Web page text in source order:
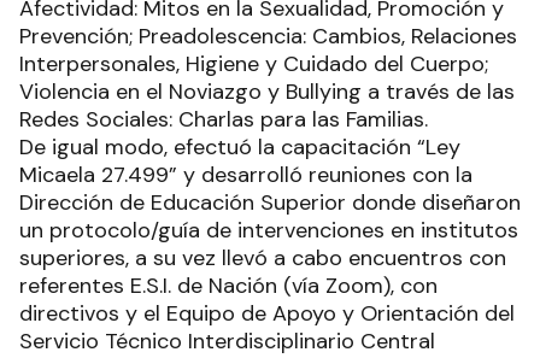
Afectividad: Mitos en la Sexualidad, Promoción y
Prevención; Preadolescencia: Cambios, Relaciones
Interpersonales, Higiene y Cuidado del Cuerpo;
Violencia en el Noviazgo y Bullying a través de las
Redes Sociales: Charlas para las Familias.
De igual modo, efectuó la capacitación “Ley
Micaela 27.499” y desarrolló reuniones con la
Dirección de Educación Superior donde diseñaron
un protocolo/guía de intervenciones en institutos
superiores, a su vez llevó a cabo encuentros con
referentes E.S.I. de Nación (vía Zoom), con
directivos y el Equipo de Apoyo y Orientación del
Servicio Técnico Interdisciplinario Central